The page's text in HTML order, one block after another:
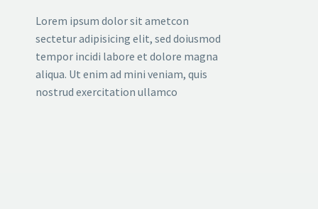
Lorem ipsum dolor sit ametcon
sectetur adipisicing elit, sed doiusmod
tempor incidi labore et dolore magna
aliqua. Ut enim ad mini veniam, quis
nostrud exercitation ullamco